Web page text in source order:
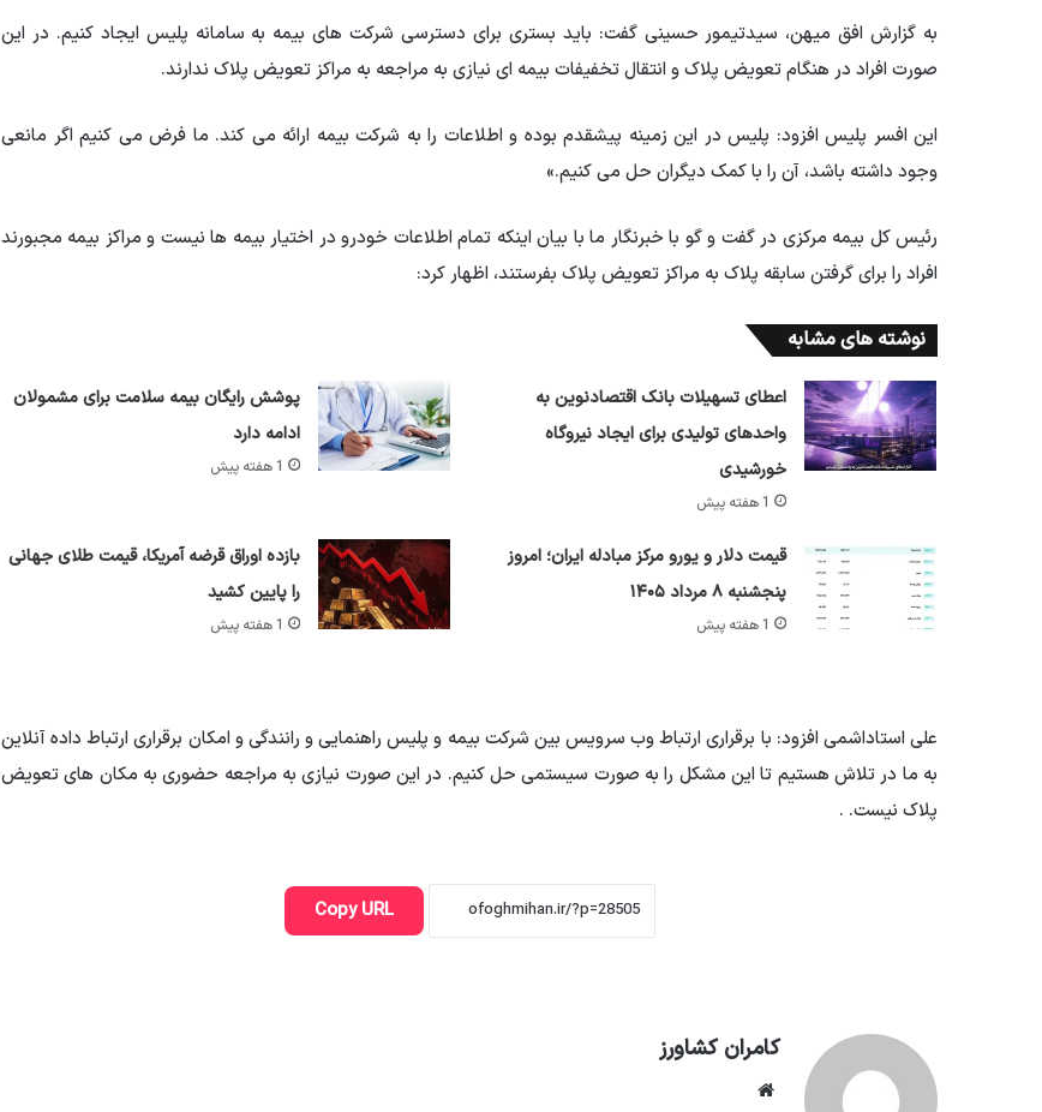
به گزارش افق میهن، سیدتیمور حسینی گفت: باید بستری برای دسترسی شرکت های بیمه به سامانه پلیس ایجاد کنیم. در این
صورت افراد در هنگام تعویض پلاک و انتقال تخفیفات بیمه ای نیازی به مراجعه به مراکز تعویض پلاک ندارند.
این افسر پلیس افزود: پلیس در این زمینه پیشقدم بوده و اطلاعات را به شرکت بیمه ارائه می کند. ما فرض می کنیم اگر مانعی
وجود داشته باشد، آن را با کمک دیگران حل می کنیم.»
رئیس کل بیمه مرکزی در گفت و گو با خبرنگار ما با بیان اینکه تمام اطلاعات خودرو در اختیار بیمه ها نیست و مراکز بیمه مجبورند
افراد را برای گرفتن سابقه پلاک به مراکز تعویض پلاک بفرستند، اظهار کرد:
نوشته های مشابه
اعطای تسهیلات بانک اقتصادنوین به
واحدهای تولیدی برای ایجاد نیروگاه
خورشیدی
1 هفته پیش
پوشش رایگان بیمه سلامت برای مشمولان
ادامه دارد
1 هفته پیش
قیمت دلار و یورو مرکز مبادله ایران؛ امروز
پنجشنبه ۸ مرداد ۱۴۰۵
1 هفته پیش
بازده اوراق قرضه آمریکا، قیمت طلای جهانی
را پایین کشید
1 هفته پیش
علی استاداشمی افزود: با برقراری ارتباط وب سرویس بین شرکت بیمه و پلیس راهنمایی و رانندگی و امکان برقراری ارتباط داده آنلاین
به ما در تلاش هستیم تا این مشکل را به صورت سیستمی حل کنیم. در این صورت نیازی به مراجعه حضوری به مکان های تعویض
پلاک نیست. .
Copy URL
کامران کشاورز